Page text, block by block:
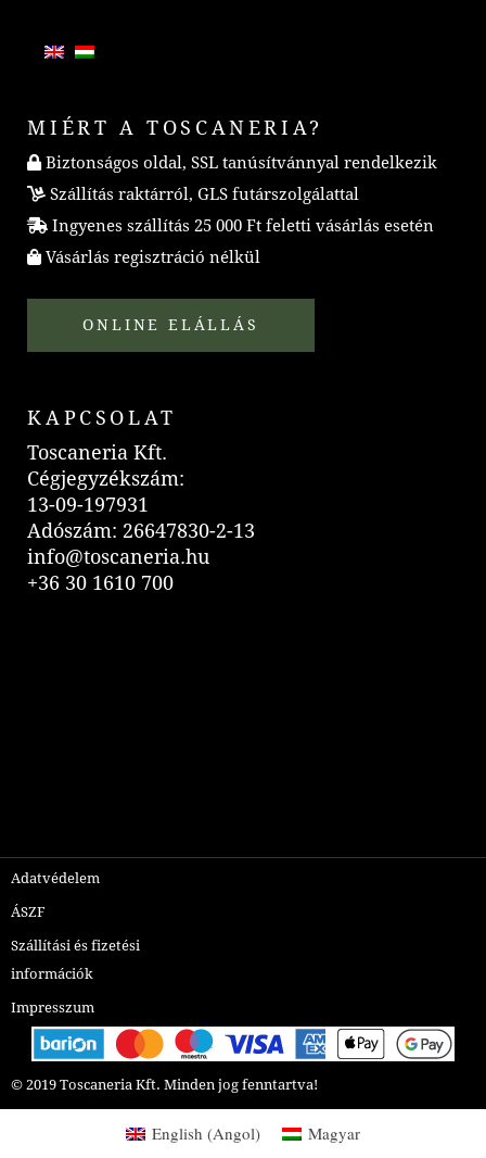
MIÉRT A TOSCANERIA?
Biztonságos oldal, SSL tanúsítvánnyal rendelkezik
Szállítás raktárról, GLS futárszolgálattal
Ingyenes szállítás 25 000 Ft feletti vásárlás esetén
Vásárlás regisztráció nélkül
ONLINE ELÁLLÁS
KAPCSOLAT
Toscaneria Kft.
Cégjegyzékszám:
13-09-197931
Adószám: 26647830-2-13
info@toscaneria.hu
+36 30 1610 700
Adatvédelem
ÁSZF
Szállítási és fizetési
információk
Impresszum
© 2019 Toscaneria Kft. Minden jog fenntartva!
English (Angol) Magyar